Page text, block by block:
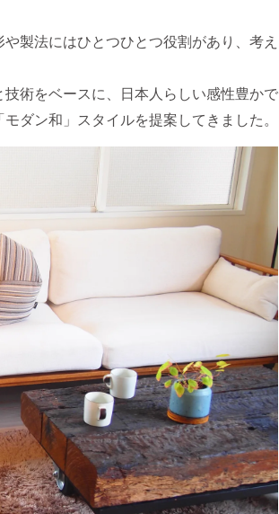
製法にはひとつひとつ役割があり、考え
術をベースに、日本人らしい感性豊かで
ダン和」スタイルを提案してきました。